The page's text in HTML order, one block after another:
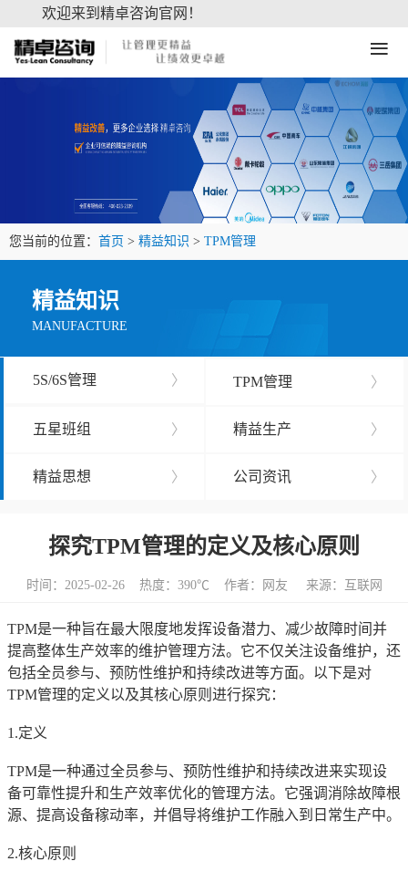
欢迎来到精卓咨询官网！
≡
您当前的位置： 首页 > 精益知识 > TPM管理
精益知识
MANUFACTURE
5S/6S管理 〉 TPM管理 〉
五星班组 〉 精益生产 〉
精益思想 〉 公司资讯 〉
探究TPM管理的定义及核心原则
时间：2025-02-26 热度： 390℃ 作者：网友 来源：互联网
TPM是一种旨在最大限度地发挥设备潜力、减少故障时间并
提高整体生产效率的维护管理方法。它不仅关注设备维护，还
包括全员参与、预防性维护和持续改进等方面。以下是对
TPM管理的定义以及其核心原则进行探究：
1.定义
TPM是一种通过全员参与、预防性维护和持续改进来实现设
备可靠性提升和生产效率优化的管理方法。它强调消除故障根
源、提高设备稼动率，并倡导将维护工作融入到日常生产中。
2.核心原则